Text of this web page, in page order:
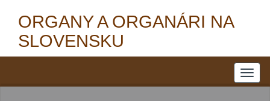
ORGANY A ORGANÁRI NA
SLOVENSKU